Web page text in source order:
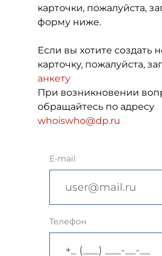
карточки, пожалуйста,
форму ниже.
Если вы хотите создать
карточку, пожалуйста,
анкету
При возникновении
обращайтесь по адресу
whoiswho@dp.ru
E-mail
Телефон